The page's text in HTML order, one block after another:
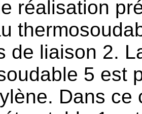
réalisation
de liaison 2.
5 est
Dans ce